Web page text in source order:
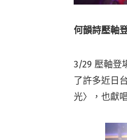
何韻詩壓軸
3/29 壓軸登
了許多近日
光〉，也獻